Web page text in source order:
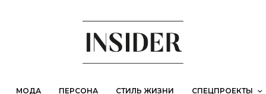
МОДА ПЕРСОНА СТИЛЬ ЖИЗНИ СПЕЦПРОЕКТЫ